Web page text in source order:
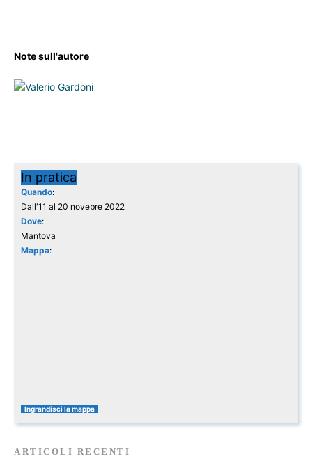
Note sull'autore
In pratica
Quando:
Dall'11 al 20 novebre 2022
Dove:
Mantova
Mappa:
Ingrandisci la mappa
ARTICOLI RECENTI